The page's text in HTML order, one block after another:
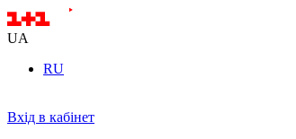
UA
RU
Вхід в кабінет